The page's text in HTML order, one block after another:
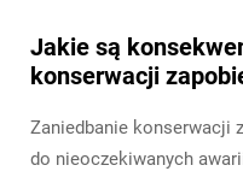
Jakie są
konserwacji
Zaniedbanie konserwacji
do nieoczekiwanych